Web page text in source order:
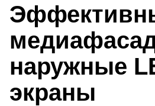
наружные
экраны